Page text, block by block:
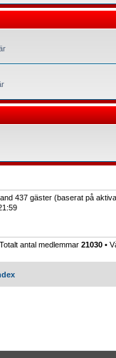
437 gäster (baserat på
antal medlemmar 21030 •